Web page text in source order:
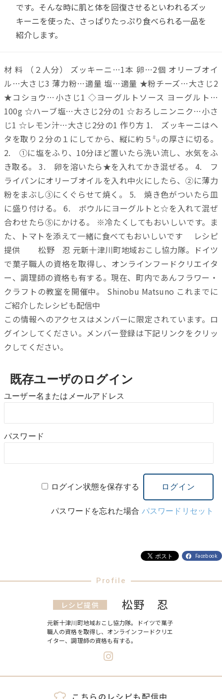
です。そんな時に肌と体を回復させるといわれるズッ
キーニを使った、さっぱりたっぷり食べられる一品を
紹介します。
材 料 （２人分） ズッキーニ…1本 卵…2個 オリーブオイ
ル…大さじ3 薄力粉…適量 塩…適量 ★粉チーズ…大さじ2
★コショウ…小さじ1 ◇ヨーグルトソース ヨーグルト…
100g ☆ハーブ塩…大さじ2分の1 ☆おろしニンニク…小さ
じ1 ☆レモン汁…大さじ2分の1 作り方 1. ズッキーニはヘ
タを取り２分の１にしてから、縦に約５㍉の厚さに切る。
2. ①に塩をふり、10分ほど置いたら洗い流し、水気をふ
き取る。 3. 卵を溶いたら★を入れてかき混ぜる。 4. フ
ライパンにオリーブオイルを入れ中火にしたら、②に薄力
粉をまぶし③にくぐらせて焼く。 5. 焼き色がついたら皿
に盛り付ける。 6. ボウルにヨーグルトと☆を入れて混ぜ
合わせたら⑤にかける。 ※冷たくしてもおいしいです。ま
た、トマトを添えて一緒に食べてもおいしいです レシピ
提供 松野 忍 元新十津川町地域おこし協力隊。ドイツ
で菓子職人の資格を取得し、オンラインフードクリエイタ
ー、調理師の資格も有する。現在、町内であんフラワー・
クラフトの教室を開催中。 Shinobu Matsuno これまでに
ご紹介したレシピも配信中
この情報へのアクセスはメンバーに限定されています。ロ
グインしてください。メンバー登録は下記リンクをクリッ
クしてください。
既存ユーザのログイン
ユーザー名またはメールアドレス
パスワード
ログイン状態を保存する
パスワードを忘れた場合 パスワードリセット
Facebook
Profile
レシピ提供 松野 忍
元新十津川町地域おこし協力隊。ドイツで菓子
職人の資格を取得し、オンラインフードクリエ
イター、調理師の資格も有する。